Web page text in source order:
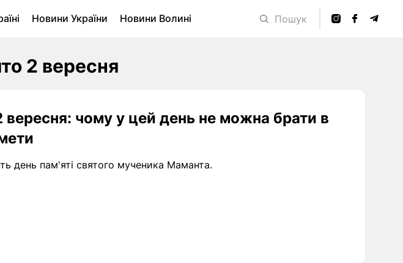
Новини України
Новини Волині
Пошук
2 вересня
вересня: чому у цей день не можна брати в
день пам'яті святого мученика Маманта.